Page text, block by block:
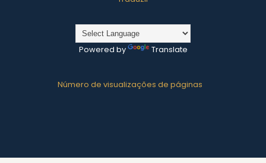
Powered by Translate
Número de visualizações de páginas